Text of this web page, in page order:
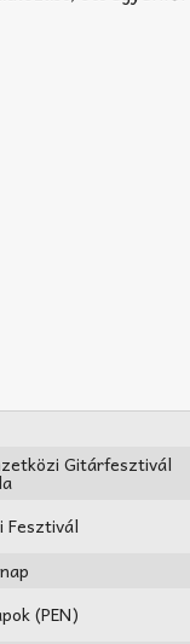
Gitárfesztivál
Fesztivál
(PEN)